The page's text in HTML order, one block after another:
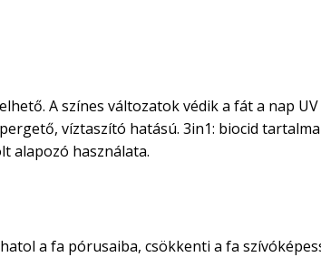
A színes változatok védik a fát a nap
víztaszító hatású. 3in1: biocid
alapozó használata.
a fa pórusaiba, csökkenti a fa